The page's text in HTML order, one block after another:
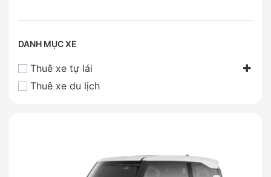
DANH MỤC XE
Thuê xe tự lái
Thuê xe du lịch